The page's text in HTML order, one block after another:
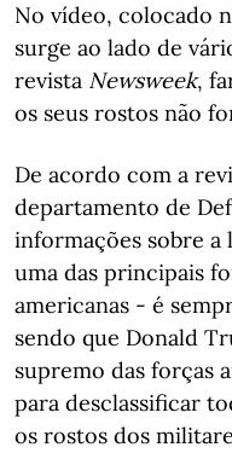
No vídeo, colocado
surge ao lado de
revista Newsweek,
os seus rostos não
De acordo com a
departamento de
informações sobre a
uma das principais
americanas - é
sendo que Donald
supremo das forças
para desclassificar
os rostos dos